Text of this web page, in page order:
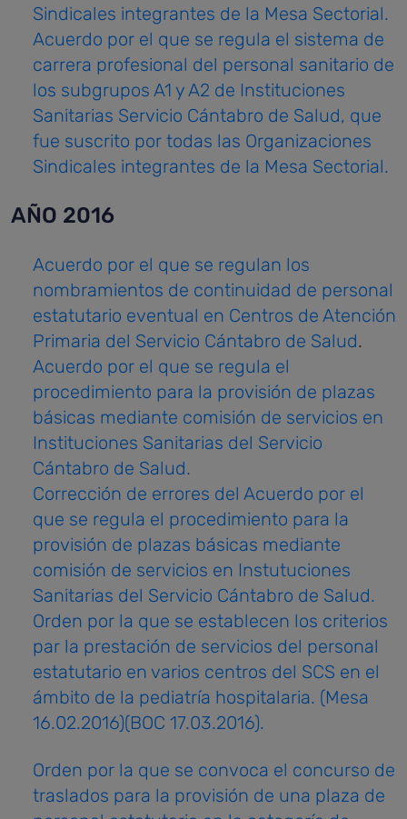
Sindicales integrantes de la Mesa Sectorial.
Acuerdo por el que se regula el sistema de
carrera profesional del personal sanitario de
los subgrupos A1 y A2 de Instituciones
Sanitarias Servicio Cántabro de Salud, que
fue suscrito por todas las Organizaciones
Sindicales integrantes de la Mesa Sectorial.
AÑO 2016
Acuerdo por el que se regulan los
nombramientos de continuidad de personal
estatutario eventual en Centros de Atención
Primaria del Servicio Cántabro de Salud.
Acuerdo por el que se regula el
procedimiento para la provisión de plazas
básicas mediante comisión de servicios en
Instituciones Sanitarias del Servicio
Cántabro de Salud.
Corrección de errores del Acuerdo por el
que se regula el procedimiento para la
provisión de plazas básicas mediante
comisión de servicios en Instutuciones
Sanitarias del Servicio Cántabro de Salud.
Orden por la que se establecen los criterios
par la prestación de servicios del personal
estatutario en varios centros del SCS en el
ámbito de la pediatría hospitalaria. (Mesa
16.02.2016)(BOC 17.03.2016).
Orden por la que se convoca el concurso de
traslados para la provisión de una plaza de